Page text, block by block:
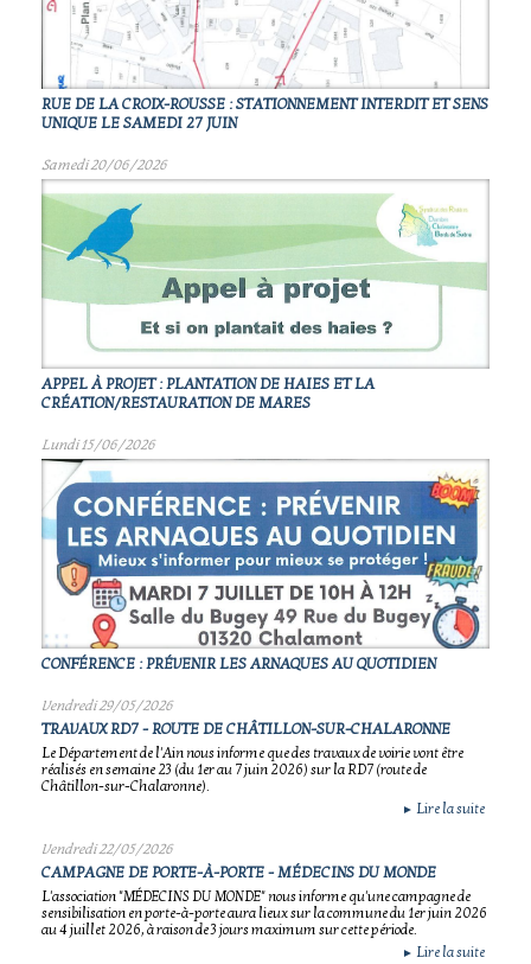
RUE DE LA CROIX-ROUSSE : STATIONNEMENT INTERDIT ET SENS
UNIQUE LE SAMEDI 27 JUIN
Samedi 20/06/2026
APPEL À PROJET : PLANTATION DE HAIES ET LA
CRÉATION/RESTAURATION DE MARES
Lundi 15/06/2026
CONFÉRENCE : PRÉVENIR LES ARNAQUES AU QUOTIDIEN
Vendredi 29/05/2026
TRAVAUX RD7 - ROUTE DE CHÂTILLON-SUR-CHALARONNE
Le Département de l'Ain nous informe que des travaux de voirie vont être
réalisés en semaine 23 (du 1er au 7 juin 2026) sur la RD7 (route de
Châtillon-sur-Chalaronne).
► Lire la suite
Vendredi 22/05/2026
CAMPAGNE DE PORTE-À-PORTE - MÉDECINS DU MONDE
L'association "MÉDECINS DU MONDE" nous informe qu'une campagne de
sensibilisation en porte-à-porte aura lieux sur la commune du 1er juin 2026
au 4 juillet 2026, à raison de 3 jours maximum sur cette période.
► Lire la suite